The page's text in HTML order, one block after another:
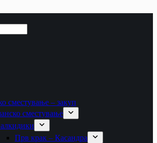
сместување – закуп
сместување
Прв крак – Касандра